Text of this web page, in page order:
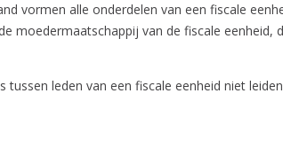
vormen alle onderdelen van een fiscale
moedermaatschappij van de fiscale eenheid,
leden van een fiscale eenheid niet